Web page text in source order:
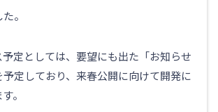
。
定としては、要望にも出た「お知らせ
定しており、来春公開に向けて開発に
。